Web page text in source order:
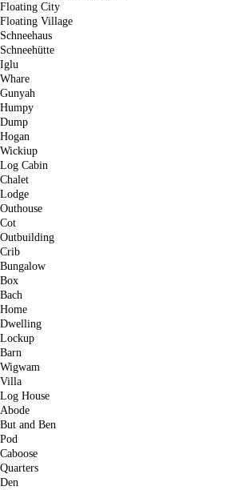
Floating City
Floating Village
Schneehaus
Schneehütte
Iglu
Whare
Gunyah
Humpy
Dump
Hogan
Wickiup
Log Cabin
Chalet
Lodge
Outhouse
Cot
Outbuilding
Crib
Bungalow
Box
Bach
Home
Dwelling
Lockup
Barn
Wigwam
Villa
Log House
Abode
But and Ben
Pod
Caboose
Quarters
Den